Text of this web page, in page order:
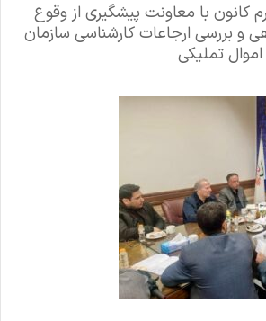
با معاونت پیشگیری از وقوع
و بررسی ارجاعات کارشناسی سازمان
تملیکی